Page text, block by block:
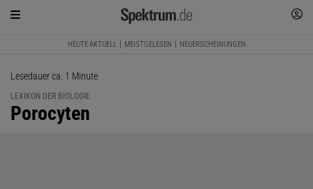
HEUTE AKTUELL MEISTGELESEN NEUERSCHEINUNGEN
Lesedauer ca. 1 Minute
LEXIKON DER BIOLOGIE
:
Porocyten